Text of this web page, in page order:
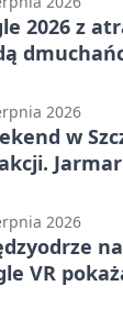
2026 z
2026
w
2026
VR